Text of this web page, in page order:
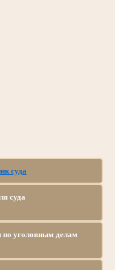
суда
суда
по уголовным делам